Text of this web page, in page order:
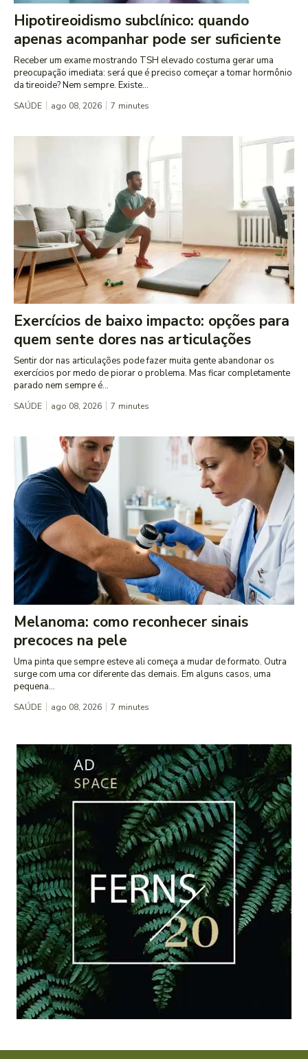
Hipotireoidismo subclínico: quando
apenas acompanhar pode ser suficiente
Receber um exame mostrando TSH elevado costuma gerar uma
preocupação imediata: será que é preciso começar a tomar hormônio
da tireoide? Nem sempre. Existe...
SAÚDE ago 08, 2026 7 minutes
Exercícios de baixo impacto: opções para
quem sente dores nas articulações
Sentir dor nas articulações pode fazer muita gente abandonar os
exercícios por medo de piorar o problema. Mas ficar completamente
parado nem sempre é...
SAÚDE ago 08, 2026 7 minutes
Melanoma: como reconhecer sinais
precoces na pele
Uma pinta que sempre esteve ali começa a mudar de formato. Outra
surge com uma cor diferente das demais. Em alguns casos, uma
pequena...
SAÚDE ago 08, 2026 7 minutes